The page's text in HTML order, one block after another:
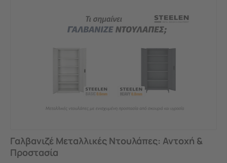
Γαλβανιζέ Μεταλλικές Ντουλάπες: Αντοχή &
Προστασία